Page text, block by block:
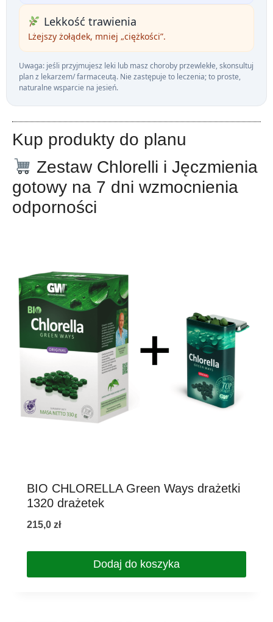
Lekkość trawienia
Lżejszy żołądek, mniej „ciężkości”.
Uwaga: jeśli przyjmujesz leki lub masz choroby przewlekłe, skonsultuj
plan z lekarzem/ farmaceutą. Nie zastępuje to leczenia; to proste,
naturalne wsparcie na jesień.
Kup produkty do planu
Zestaw Chlorelli i Jęczmienia
gotowy na 7 dni wzmocnienia
odporności
BIO CHLORELLA Green Ways drażetki
1320 drażetek
215,0 zł
Dodaj do koszyka